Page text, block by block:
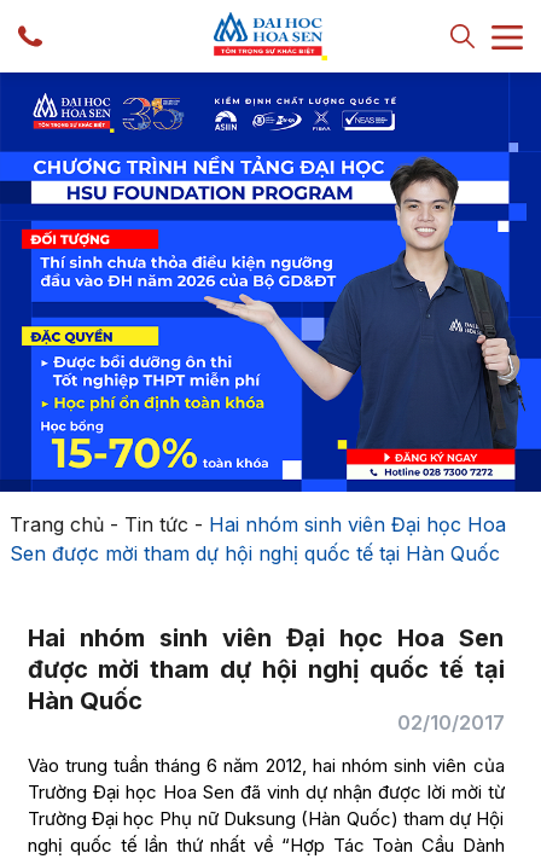
Trang chủ- Tin tức - Hai nhóm sinh viên Đại học Hoa
Sen được mời tham dự hội nghị quốc tế tại Hàn Quốc
Hai nhóm sinh viên Đại học Hoa Sen
được mời tham dự hội nghị quốc tế tại
Hàn Quốc
02/10/2017
Vào trung tuần tháng 6 năm 2012, hai nhóm sinh viên của
Trường Đại học Hoa Sen đã vinh dự nhận được lời mời từ
Trường Đại học Phụ nữ Duksung (Hàn Quốc) tham dự Hội
nghị quốc tế lần thứ nhất về “Hợp Tác Toàn Cầu Dành